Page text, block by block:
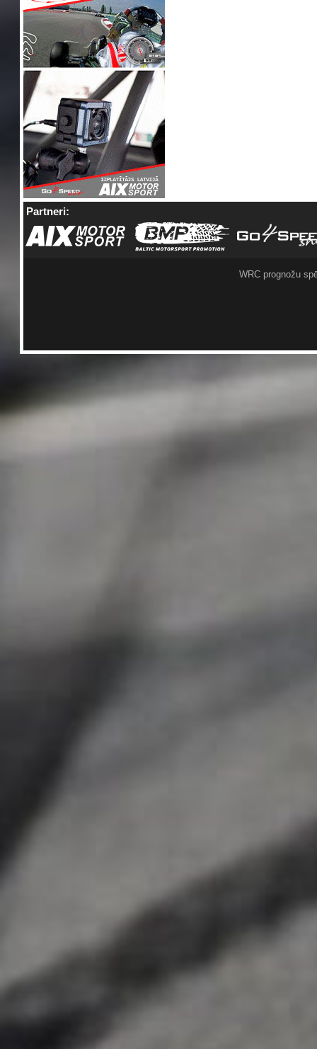
Partneri:
WRC prognožu